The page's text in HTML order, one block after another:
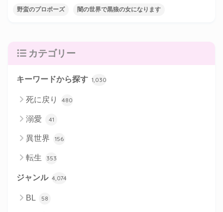
野蛮のプロポーズ 闇の世界で黒狼の女になります
カテゴリー
キーワードから探す 1,030
死に戻り 480
溺愛 41
異世界 156
転生 353
ジャンル 4,074
BL 58